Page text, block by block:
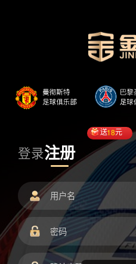
登录注册
送18元